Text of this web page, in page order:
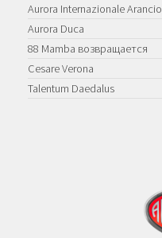
Aurora Internazionale Arancio
Aurora Duca
88 Mamba возвращается
Cesare Verona
Talentum Daedalus